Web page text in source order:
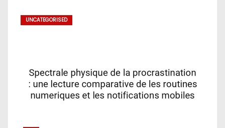
UNCATEGORISED